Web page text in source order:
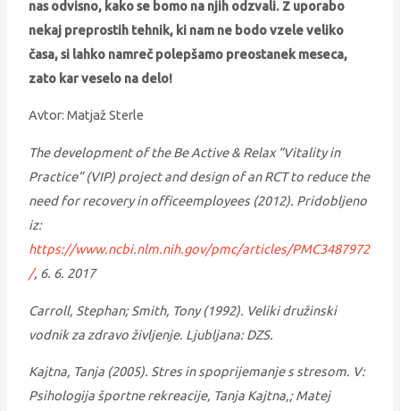
nas odvisno, kako se bomo na njih odzvali. Z uporabo
nekaj preprostih tehnik, ki nam ne bodo vzele veliko
časa, si lahko namreč polepšamo preostanek meseca,
zato kar veselo na delo!
Avtor: Matjaž Sterle
The development of the Be Active & Relax “Vitality in
Practice” (VIP) project and design of an RCT to reduce the
need for recovery in officeemployees (2012). Pridobljeno
iz:
https://www.ncbi.nlm.nih.gov/pmc/articles/PMC3487972
/, 6. 6. 2017
Carroll, Stephan; Smith, Tony (1992). Veliki družinski
vodnik za zdravo življenje. Ljubljana: DZS.
Kajtna, Tanja (2005). Stres in spoprijemanje s stresom. V:
Psihologija športne rekreacije, Tanja Kajtna,; Matej